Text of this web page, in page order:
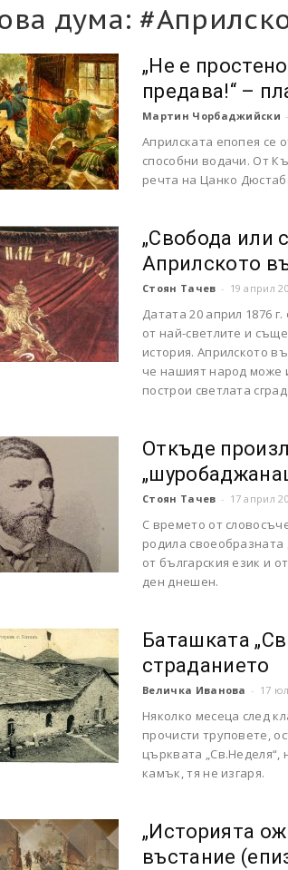
дума:
„Не е
предава!“ –
Мартин Чорбаджийски -
Априлската епопея се
способни водачи. От
речта на Цанко
„Свобода или
Априлското
Стоян Тачев - 19 април
Датата 20 април 1876
от най-светлите и
история. Априлското
че нашият народ може
построи светлата
Откъде
Стоян Тачев - 17 април
С времето от
родила
от българския език и
ден днешен.
Баташката
страданието
Величка Иванова - 17
Няколко месеца след
прочисти труповете,
църквата „Св.Неделя“,
камък, тя не изгаря.
„Историята
въстание